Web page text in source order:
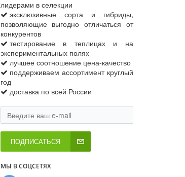
лидерами в селекции
эксклюзивные сорта и гибриды,
позволяющие выгодно отличаться от
конкурентов
тестирование в теплицах и на
экспериментальных полях
лучшее соотношение цена-качество
поддерживаем ассортимент круглый
год
доставка по всей России
ПОДПИСАТЬСЯ
МЫ В СОЦСЕТЯХ